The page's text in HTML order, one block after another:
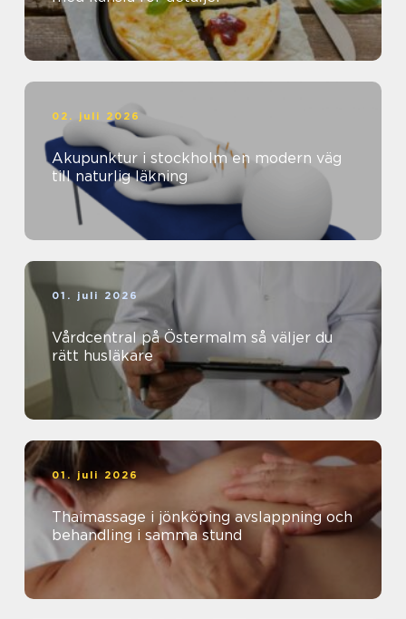
02. juli 2026
Akupunktur i stockholm en modern väg
till naturlig läkning
01. juli 2026
Vårdcentral på Östermalm så väljer du
rätt husläkare
01. juli 2026
Thaimassage i jönköping avslappning och
behandling i samma stund